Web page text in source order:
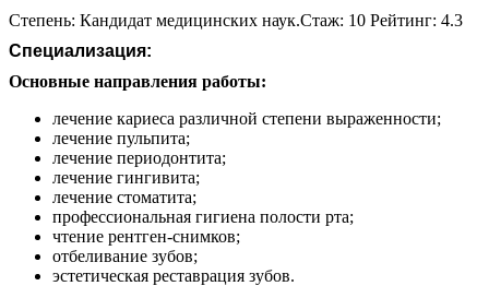
Степень: Кандидат медицинских наук.Стаж: 10 Рейтинг: 4.3
Специализация:
Основные направления работы:
лечение кариеса различной степени выраженности;
лечение пульпита;
лечение периодонтита;
лечение гингивита;
лечение стоматита;
профессиональная гигиена полости рта;
чтение рентген-снимков;
отбеливание зубов;
эстетическая реставрация зубов.